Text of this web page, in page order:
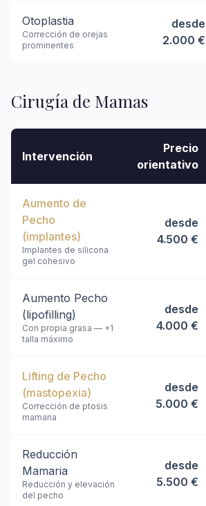
Otoplastia
Corrección de orejas
prominentes
desde
2.000 €
Cirugía de Mamas
Intervención
Precio
orientativo
Aumento de
Pecho
(implantes)
Implantes de silicona
gel cohesivo
desde
4.500 €
Aumento Pecho
(lipofilling)
Con propia grasa — +1
talla máximo
desde
4.000 €
Lifting de Pecho
(mastopexia)
Corrección de ptosis
mamaria
desde
5.000 €
Reducción
Mamaria
Reducción y elevación
del pecho
desde
5.500 €